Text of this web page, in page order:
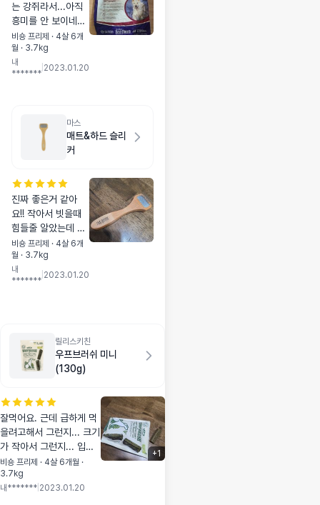
는 강쥐라서...아직
흥미를 안 보이네요.
사료 크기도 적당해
서 잘 먹여볼께요 ㅎ
ㅎ
비숑 프리제 · 4살 6개
월 · 3.7kg
내
*******
2023.01.20
마스
매트&하드 슬리
커
진짜 좋은거 같아
요!! 작아서 빗을때
힘들줄 알았는데 오
히려 작아서 더 편하
고 잘 빗겨지고 얼굴
도 빗을수 있어서 좋
했거든요 ㅎㅎ 암튼
대만족 입니다.
비숑 프리제 · 4살 6개
월 · 3.7kg
내
*******
2023.01.20
릴리스키친
우프브러쉬 미니
(130g)
잘먹어요. 근데 급하게 먹
을려고해서 그런지... 크기
가 작아서 그런지... 입에
한번에 넣고 끼여서 낑낑
댈데가 있어요. 그것 말고
는 잘 먹고 치석제거도 잘
비숑 프리제 · 4살 6개월 ·
3.7kg
내******* 2023.01.20
+1